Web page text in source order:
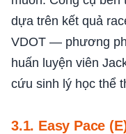
dựa trên kết quả
VDOT — phương
huấn luyện viên
cứu sinh lý học thể
3.1. Easy Pace